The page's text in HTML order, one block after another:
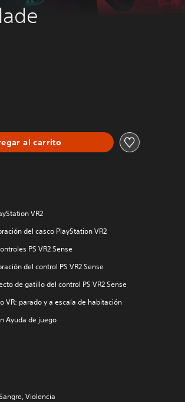
al carrito
VR2
del casco PlayStation VR2
PS VR2 Sense
del control PS VR2 Sense
de gatillo del control PS VR2 Sense
VR: parado y a escala de habitación
Ayuda de juego
Violencia